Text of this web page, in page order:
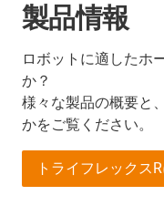
製品情報
ロボットに適したホ
か？
様々な製品の概要と
かをご覧ください。
トライフレックス